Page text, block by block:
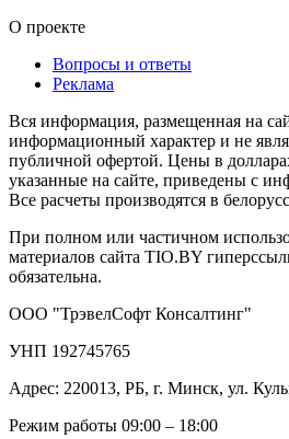
О проекте
Вопросы и ответы
Реклама
Вся информация, размещенная на
информационный характер и не
публичной офертой. Цены в
указанные на сайте, приведены с
Все расчеты производятся в
При полном или частичном
материалов сайта TIO.BY
обязательна.
ООО "ТрэвелСофт Консалтинг"
УНП 192745765
Адрес: 220013, РБ, г. Минск, ул.
Режим работы 09:00 – 18:00